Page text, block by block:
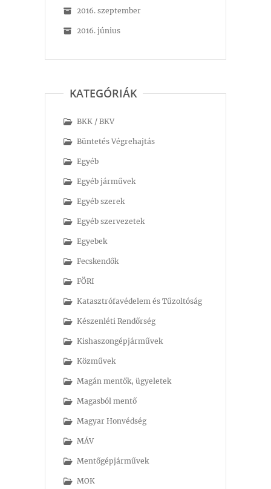
2016. szeptember
2016. június
KATEGÓRIÁK
BKK / BKV
Büntetés Végrehajtás
Egyéb
Egyéb járművek
Egyéb szerek
Egyéb szervezetek
Egyebek
Fecskendők
FÖRI
Katasztrófavédelem és Tűzoltóság
Készenléti Rendőrség
Kishaszongépjárművek
Közművek
Magán mentők, ügyeletek
Magasból mentő
Magyar Honvédség
MÁV
Mentőgépjárművek
MOK